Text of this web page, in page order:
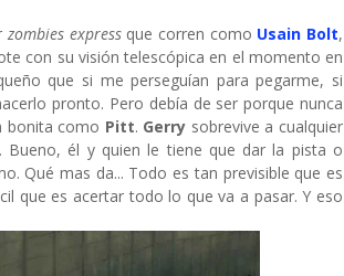
zombies expressque corren como Usain Bolt,
con su visión telescópica en el momento en
que si me perseguían para pegarme, si
pronto. Pero debía de ser porque nunca
bonita como Pitt. Gerry sobrevive a cualquier
Bueno, él y quien le tiene que dar la pista o
Qué mas da... Todo es tan previsible que es
que es acertar todo lo que va a pasar. Y eso